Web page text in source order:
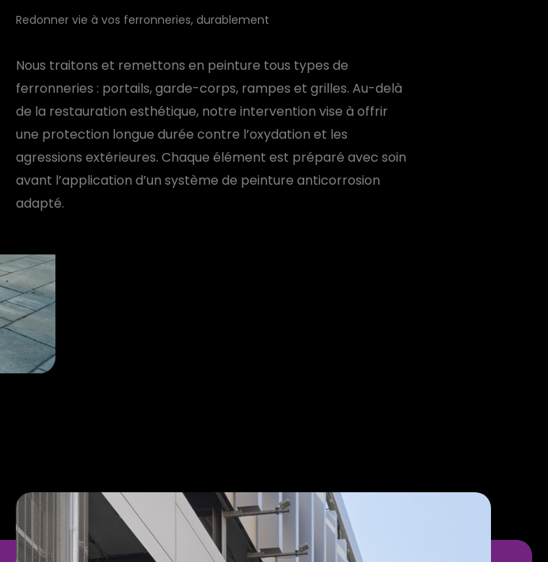
Redonner vie à vos ferronneries, durablement
Nous traitons et remettons en peinture tous types de
ferronneries : portails, garde-corps, rampes et grilles. Au-delà
de la restauration esthétique, notre intervention vise à offrir
une protection longue durée contre l’oxydation et les
agressions extérieures. Chaque élément est préparé avec soin
avant l’application d’un système de peinture anticorrosion
adapté.